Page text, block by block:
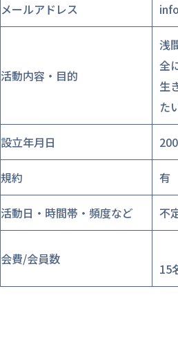
メールアドレス
活動内容・目的
浅
全
生
た
設立年月日
規約 有
活動日・時間帯・頻度など 不
会費/会員数
15